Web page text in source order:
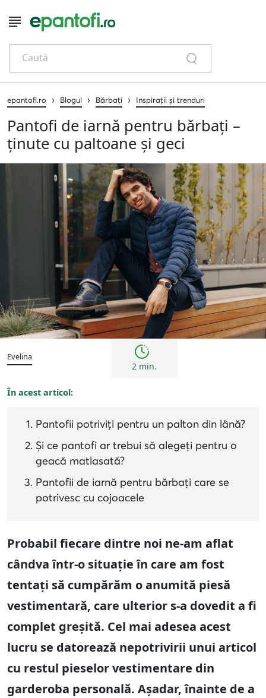
Caută
epantofi.ro › Blogul › Bărbați › Inspirații și trenduri
Pantofi de iarnă pentru bărbați –
ținute cu paltoane și geci
Bărbați Inspirații și trenduri
Evelina
2 min.
În acest articol:
Pantofii potriviți pentru un palton din lână?
Și ce pantofi ar trebui să alegeți pentru o
geacă matlasată?
Pantofii de iarnă pentru bărbați care se
potrivesc cu cojoacele
Probabil fiecare dintre noi ne-am aflat
cândva într-o situație în care am fost
tentați să cumpărăm o anumită piesă
vestimentară, care ulterior s-a dovedit a fi
complet greșită. Cel mai adesea acest
lucru se datorează nepotrivirii unui articol
cu restul pieselor vestimentare din
garderoba personală. Așadar, înainte de a